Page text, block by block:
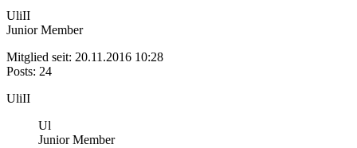
UliII
Junior Member
Mitglied seit: 20.11.2016 10:28
Posts: 24
UliII
Ul
Junior Member